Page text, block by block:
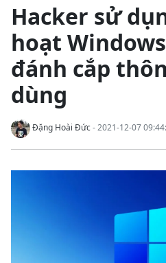
Hacker sử
hoạt
đánh cắp
dùng
Đặng Hoài Đức- 2021-12-07